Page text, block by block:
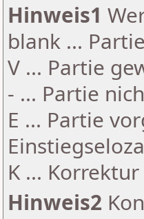
Hinweis1
blank ...
V ... Partie
- ... Partie
E ... Partie
K ...
Hinweis2